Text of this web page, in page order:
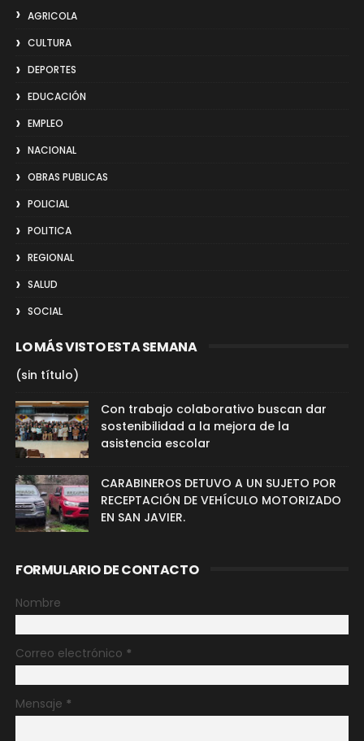
AGRICOLA
CULTURA
DEPORTES
EDUCACIÓN
EMPLEO
NACIONAL
OBRAS PUBLICAS
POLICIAL
POLITICA
REGIONAL
SALUD
SOCIAL
LO MÁS VISTO ESTA SEMANA
(sin título)
Con trabajo colaborativo buscan dar
sostenibilidad a la mejora de la
asistencia escolar
CARABINEROS DETUVO A UN SUJETO POR
RECEPTACIÓN DE VEHÍCULO MOTORIZADO
EN SAN JAVIER.
FORMULARIO DE CONTACTO
Nombre
Correo electrónico *
Mensaje *